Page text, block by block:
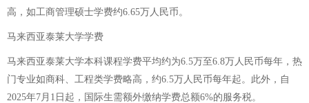
高，如工商管理硕士学费约6.65万人民币。
马来西亚泰莱大学学费
马来西亚泰莱大学本科课程学费平均约为6.5万至6.8万人民币每年，热
门专业如商科、工程类学费略高，约6.5万人民币每年起。此外，自
2025年7月1日起，国际生需额外缴纳学费总额6%的服务税。